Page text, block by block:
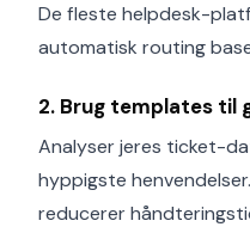
De fleste helpdesk-
automatisk routing
2. Brug templates til
Analyser jeres ticket-
hyppigste
reducerer